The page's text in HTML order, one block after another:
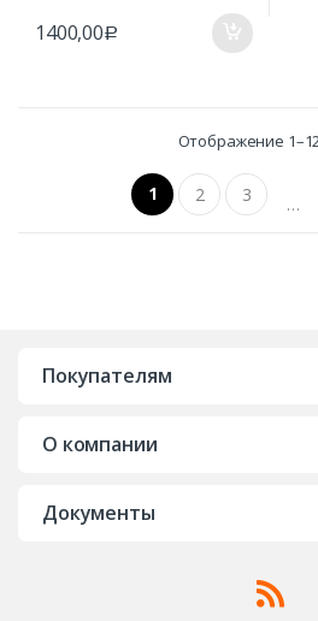
1400,00Р
Отображение
1 2 3 …
Покупателям
О компании
Документы